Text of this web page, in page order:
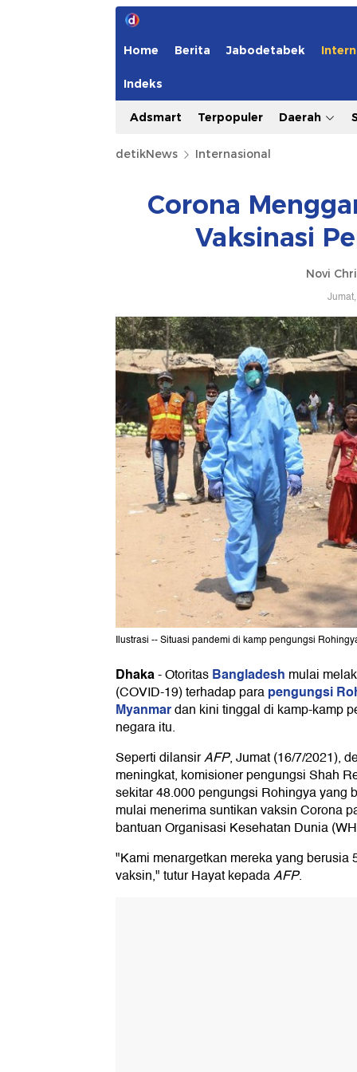
Home Berita Jabodetabek
Indeks
Adsmart Terpopuler Daerah
detikNews Internasional
Corona
Vaksinasi
Novi
Ilustrasi -- Situasi pandemi di kamp pengungsi
Dhaka-OtoritasBangladesh mulai
(COVID-19) terhadap parapengungsi
Myanmardan kini tinggal di kamp-kamp
negara itu.
Seperti dilansirAFP, Jumat (16/7/2021),
meningkat, komisioner pengungsi Shah
sekitar 48.000 pengungsi Rohingya yang
mulai menerima suntikan vaksin Corona
bantuan Organisasi Kesehatan Dunia
"Kami menargetkan mereka yang berusia
vaksin," tutur Hayat kepadaAFP.